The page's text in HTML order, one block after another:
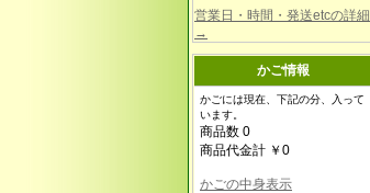
営業日・時間・発送etcの詳細
→
かご情報
かごには現在、下記の分、入って
います。
商品数 0
商品代金計 ￥0
かごの中身表示